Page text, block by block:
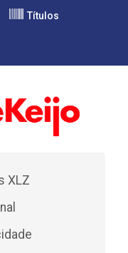
Títulos
XLZ